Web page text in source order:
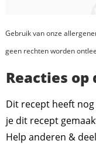
Gebruik van onze
geen rechten worden
Reacties
Dit recept heeft
je dit recept
Help anderen &